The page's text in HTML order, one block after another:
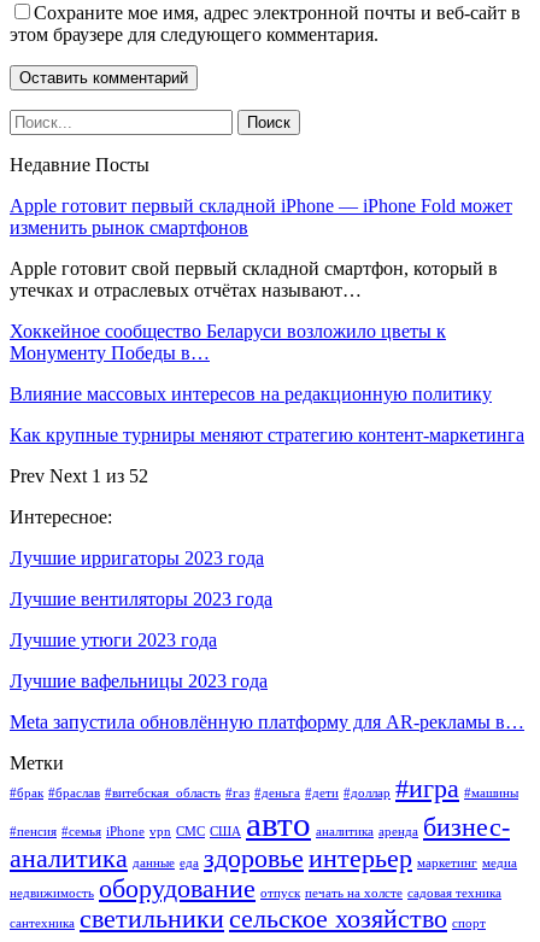
Сохраните мое имя, адрес электронной почты и веб-сайт в
этом браузере для следующего комментария.
Недавние Посты
Apple готовит первый складной iPhone — iPhone Fold может
изменить рынок смартфонов
Apple готовит свой первый складной смартфон, который в
утечках и отраслевых отчётах называют…
Хоккейное сообщество Беларуси возложило цветы к
Монументу Победы в…
Влияние массовых интересов на редакционную политику
Как крупные турниры меняют стратегию контент-маркетинга
Prev Next 1 из 52
Интересное:
Лучшие ирригаторы 2023 года
Лучшие вентиляторы 2023 года
Лучшие утюги 2023 года
Лучшие вафельницы 2023 года
Meta запустила обновлённую платформу для AR-рекламы в…
Метки
#брак #браслав #витебская_область #газ #деньга #дети #доллар #игра #машины
#пенсия #семья iPhone vpn СМС США авто аналитика аренда бизнес-
аналитика данные еда здоровье интерьер маркетинг медиа
недвижимость оборудование отпуск печать на холсте садовая техника
сантехника светильникисельское хозяйство спорт